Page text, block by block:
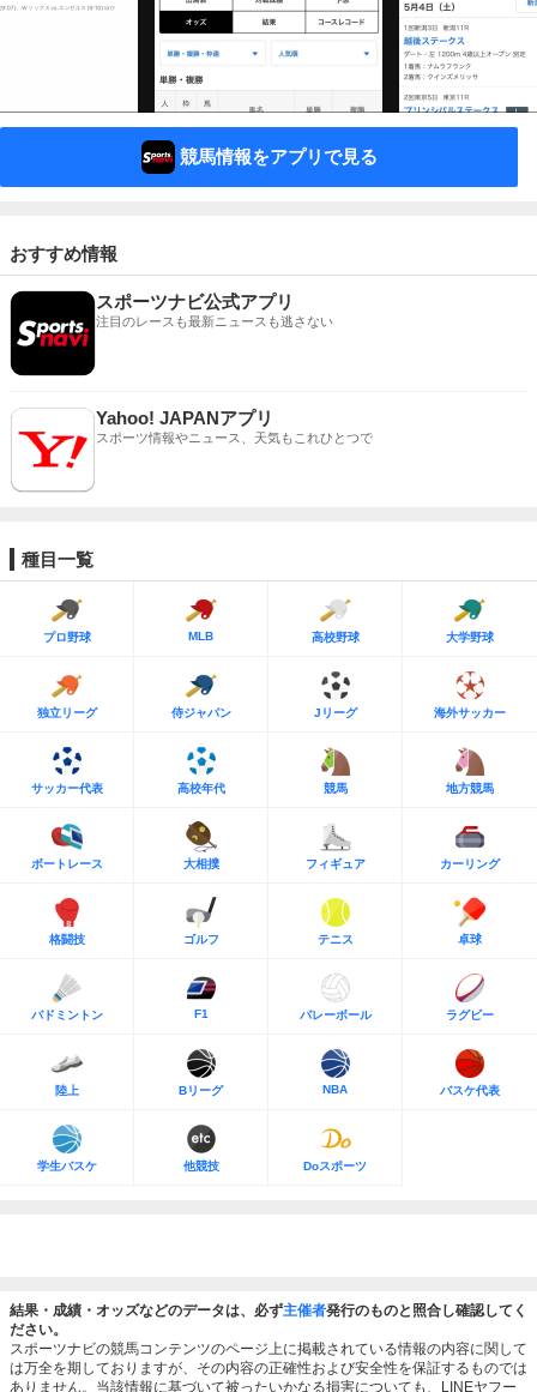
競馬情報をアプリで見る
おすすめ情報
スポーツナビ公式アプリ
注目のレースも最新ニュースも逃さない
Yahoo! JAPANアプリ
スポーツ情報やニュース、天気もこれひとつで
種目一覧
プロ野球 MLB 高校野球 大学野球
独立リーグ 侍ジャパン Jリーグ 海外サッカー
サッカー代表 高校年代 競馬 地方競馬
ボートレース 大相撲 フィギュア カーリング
格闘技 ゴルフ テニス 卓球
バドミントン F1 バレーボール ラグビー
陸上 Bリーグ NBA バスケ代表
学生バスケ 他競技 Doスポーツ
結果・成績・オッズなどのデータは、必ず主催者発行のものと照合し確認してく
ださい。
スポーツナビの競馬コンテンツのページ上に掲載されている情報の内容に関して
は万全を期しておりますが、その内容の正確性および安全性を保証するものでは
ありません。当該情報に基づいて被ったいかなる損害についても、LINEヤフー